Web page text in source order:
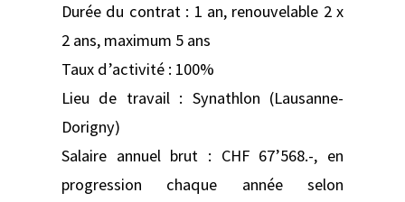
Durée du contrat : 1 an, renouvelable 2 x
2 ans, maximum 5 ans
Taux d’activité : 100%
Lieu de travail : Synathlon (Lausanne-
Dorigny)
Salaire annuel brut : CHF 67’568.-, en
progression chaque année selon